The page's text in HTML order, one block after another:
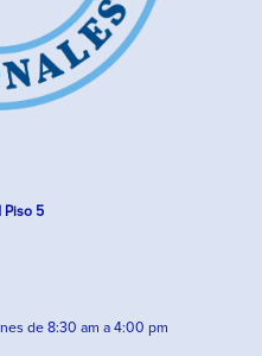
Piso 5
de 8:30 am a 4:00 pm